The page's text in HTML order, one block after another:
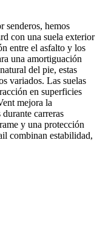
senderos, hemos
con una suela exterior
entre el asfalto y los
una amortiguación
del pie, estas
variados. Las suelas
en superficies
mejora la
carreras
y una protección
combinan estabilidad,